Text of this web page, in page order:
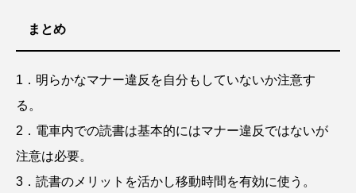
まとめ
1．明らかなマナー違反を自分もしていないか注意す
る。
2．電車内での読書は基本的にはマナー違反ではないが
注意は必要。
3．読書のメリットを活かし移動時間を有効に使う。